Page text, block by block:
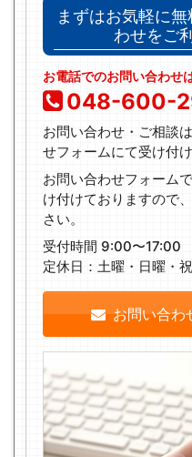
まずはお気軽に
わせをご
お電話でのお問い合わせ
048-600-
お問い合わせ・ご相談
せフォームにて受け付け
お問い合わせフォーム
け付けておりますので
さい。
受付時間 9:00〜17:00
定休日：土曜・日曜・
お問い合わ